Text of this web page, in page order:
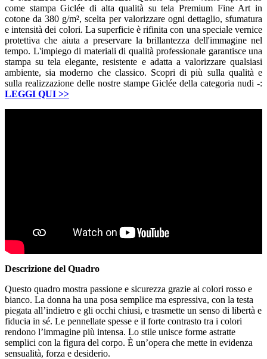
come stampa Giclée di alta qualità su tela Premium Fine Art in
cotone da 380 g/m², scelta per valorizzare ogni dettaglio, sfumatura
e intensità dei colori. La superficie è rifinita con una speciale vernice
protettiva che aiuta a preservare la brillantezza dell'immagine nel
tempo. L'impiego di materiali di qualità professionale garantisce una
stampa su tela elegante, resistente e adatta a valorizzare qualsiasi
ambiente, sia moderno che classico. Scopri di più sulla qualità e
sulla realizzazione delle nostre stampe Giclée della categoria nudi -:
LEGGI QUI >>
Descrizione del Quadro
Questo quadro mostra passione e sicurezza grazie ai colori rosso e
bianco. La donna ha una posa semplice ma espressiva, con la testa
piegata all’indietro e gli occhi chiusi, e trasmette un senso di libertà e
fiducia in sé. Le pennellate spesse e il forte contrasto tra i colori
rendono l’immagine più intensa. Lo stile unisce forme astratte
semplici con la figura del corpo. È un’opera che mette in evidenza
sensualità, forza e desiderio.